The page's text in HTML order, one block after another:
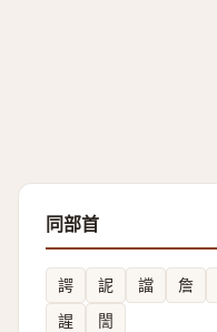
同部首
諤 䛏 譡 詹
謃
誾